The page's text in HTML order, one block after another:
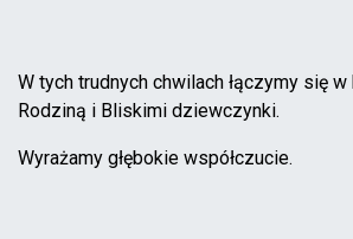
W tych trudnych chwilach łączymy się
Rodziną i Bliskimi dziewczynki.
Wyrażamy głębokie współczucie.